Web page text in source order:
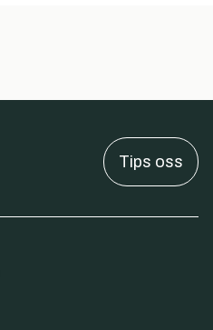
Tips oss